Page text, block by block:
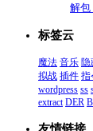
解包
标签云
魔法 音乐 隐
拟战 插件 指
wordpress ss
extract DER